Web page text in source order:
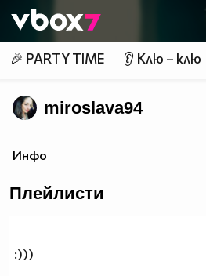
👾
🎉 PARTY TIME 👂 Клю – клю
miroslava94
Инфо
Плейлисти
:)))